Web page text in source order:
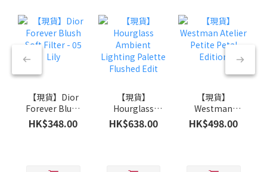
【現貨】Dior
Forever Blush
Soft Filter - 05
Lily
HK$348.00
【現貨】
Hourglass
Ambient
Lighting
HK$638.00
【現貨】
Westman
Atelier Petite
Petal Edition
HK$498.00